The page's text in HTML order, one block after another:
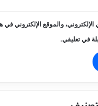
والموقع الإلكتروني في
في تعليقي.